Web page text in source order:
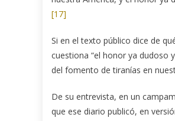
[17]
Si en el texto público dice de
cuestiona “el honor ya dudoso
del fomento de tiranías en
De su entrevista, en un
que ese diario publicó, en